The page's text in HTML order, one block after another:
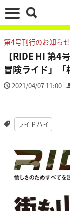
第4号刊行のお知ら
【RIDE HI 第4
冒険ライド」
2021/04/07 11:00
ライドハイ